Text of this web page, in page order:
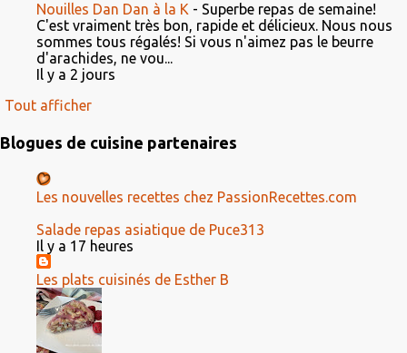
Nouilles Dan Dan à la K - Superbe repas de semaine!
C'est vraiment très bon, rapide et délicieux. Nous nous
sommes tous régalés! Si vous n'aimez pas le beurre
d'arachides, ne vou...
Il y a 2 jours
Tout afficher
Blogues de cuisine partenaires
Les nouvelles recettes chez PassionRecettes.com
Salade repas asiatique de Puce313
Il y a 17 heures
Les plats cuisinés de Esther B